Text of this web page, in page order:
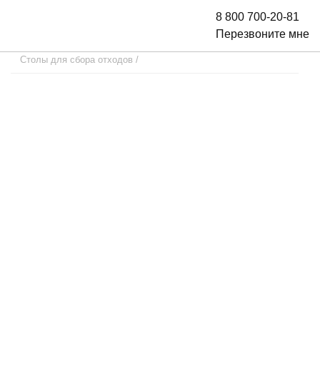
8 800 700-20-81
Перезвоните мне
Столы для сбора отходов /